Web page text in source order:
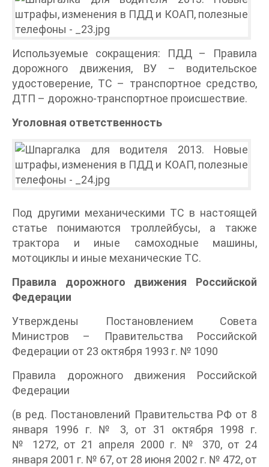
Используемые сокращения: ПДД – Правила
дорожного движения, ВУ – водительское
удостоверение, ТС – транспортное средство,
ДТП – дорожно-транспортное происшествие.
Уголовная ответственность
Под другими механическими ТС в настоящей
статье понимаются троллейбусы, а также
трактора и иные самоходные машины,
мотоциклы и иные механические ТС.
Правила дорожного движения Российской
Федерации
Утверждены Постановлением Совета
Министров – Правительства Российской
Федерации от 23 октября 1993 г. № 1090
Правила дорожного движения Российской
Федерации
(в ред. Постановлений Правительства РФ от 8
января 1996 г. № 3, от 31 октября 1998 г.
№ 1272, от 21 апреля 2000 г. № 370, от 24
января 2001 г. № 67, от 28 июня 2002 г. № 472, от